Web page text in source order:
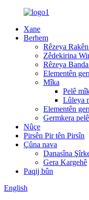
Xane
Berhem
Rêzeya
Zêdekirina
Rêzeya
Elementên
Mîka
Pelê
Lûleya
Elementên
Germkera
Nûçe
Pirsên Pir tên Pirsîn
Çûna nava
Danasîna
Gera Kargehê
Paqij bûn
English